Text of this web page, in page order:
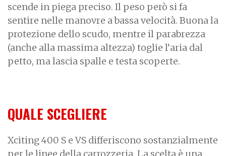
scende in piega preciso. Il peso però si fa
sentire nelle manovre a bassa velocità. Buona la
protezione dello scudo, mentre il parabrezza
(anche alla massima altezza) toglie l’aria dal
petto, ma lascia spalle e testa scoperte.
QUALE SCEGLIERE
Xciting 400 S e VS differiscono sostanzialmente
per le linee della carrozzeria. La scelta è una